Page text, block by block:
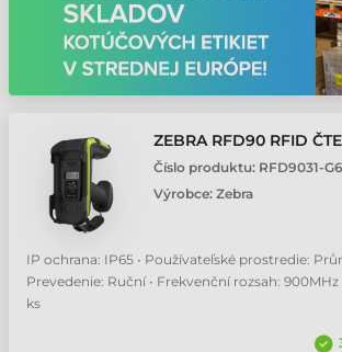
ZEBRA RFD90 RFID
Číslo produktu: RFD9031-
Výrobce: Zebra
IP ochrana: IP65 • Používateľské prostredie:
Prevedenie: Ruční • Frekvenční rozsah:
ks